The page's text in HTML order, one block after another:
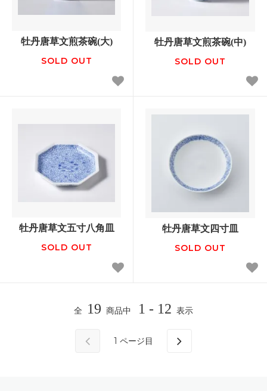
牡丹唐草文煎茶碗(大)
SOLD OUT
牡丹唐草文煎茶碗(中)
SOLD OUT
牡丹唐草文五寸八角皿
SOLD OUT
牡丹唐草文四寸皿
SOLD OUT
全 19 商品中 1 - 12 表示
1 ページ目